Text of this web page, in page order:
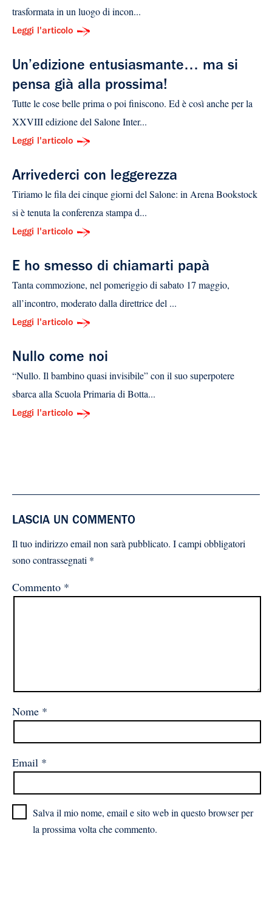
trasformata in un luogo di incon...
Leggi l'articolo
Un’edizione entusiasmante… ma si
pensa già alla prossima!
Tutte le cose belle prima o poi finiscono. Ed è così anche per la
XXVIII edizione del Salone Inter...
Leggi l'articolo
Arrivederci con leggerezza
Tiriamo le fila dei cinque giorni del Salone: in Arena Bookstock
si è tenuta la conferenza stampa d...
Leggi l'articolo
E ho smesso di chiamarti papà
Tanta commozione, nel pomeriggio di sabato 17 maggio,
all’incontro, moderato dalla direttrice del ...
Leggi l'articolo
Nullo come noi
“Nullo. Il bambino quasi invisibile” con il suo superpotere
sbarca alla Scuola Primaria di Botta...
Leggi l'articolo
LASCIA UN COMMENTO
Il tuo indirizzo email non sarà pubblicato. I campi obbligatori
sono contrassegnati *
Commento *
Nome *
Email *
Salva il mio nome, email e sito web in questo browser per
la prossima volta che commento.